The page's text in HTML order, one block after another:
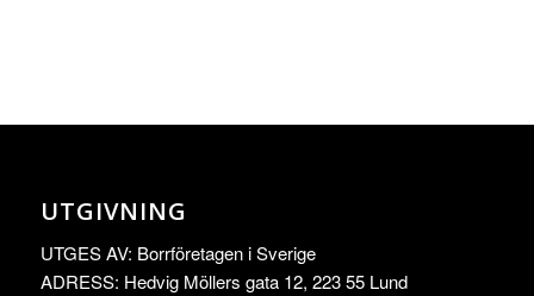
UTGIVNING
UTGES AV: Borrföretagen i Sverige
ADRESS: Hedvig Möllers gata 12, 223 55 Lund